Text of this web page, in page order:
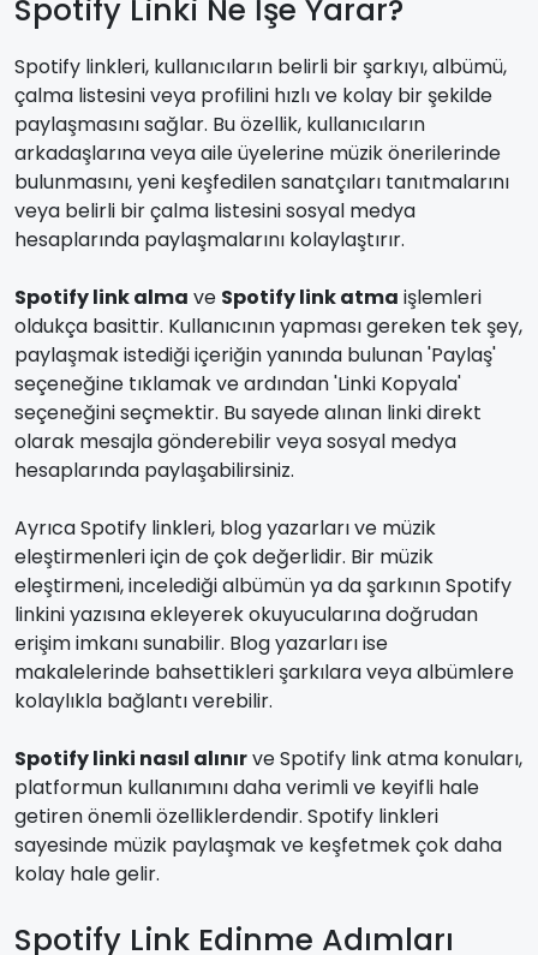
Spotify Linki Ne İşe Yarar?
Spotify linkleri, kullanıcıların belirli bir şarkıyı, albümü,
çalma listesini veya profilini hızlı ve kolay bir şekilde
paylaşmasını sağlar. Bu özellik, kullanıcıların
arkadaşlarına veya aile üyelerine müzik önerilerinde
bulunmasını, yeni keşfedilen sanatçıları tanıtmalarını
veya belirli bir çalma listesini sosyal medya
hesaplarında paylaşmalarını kolaylaştırır.
Spotify link alma ve Spotify link atma işlemleri
oldukça basittir. Kullanıcının yapması gereken tek şey,
paylaşmak istediği içeriğin yanında bulunan 'Paylaş'
seçeneğine tıklamak ve ardından 'Linki Kopyala'
seçeneğini seçmektir. Bu sayede alınan linki direkt
olarak mesajla gönderebilir veya sosyal medya
hesaplarında paylaşabilirsiniz.
Ayrıca Spotify linkleri, blog yazarları ve müzik
eleştirmenleri için de çok değerlidir. Bir müzik
eleştirmeni, incelediği albümün ya da şarkının Spotify
linkini yazısına ekleyerek okuyucularına doğrudan
erişim imkanı sunabilir. Blog yazarları ise
makalelerinde bahsettikleri şarkılara veya albümlere
kolaylıkla bağlantı verebilir.
Spotify linki nasıl alınırve Spotify link atma konuları,
platformun kullanımını daha verimli ve keyifli hale
getiren önemli özelliklerdendir. Spotify linkleri
sayesinde müzik paylaşmak ve keşfetmek çok daha
kolay hale gelir.
Spotify Link Edinme Adımları